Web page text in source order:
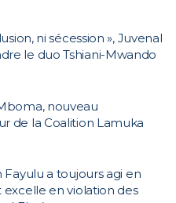
ni sécession », Juvenal
le duo Tshiani-Mwando
nouveau
de la Coalition Lamuka
Fayulu a toujours agi en
en violation des